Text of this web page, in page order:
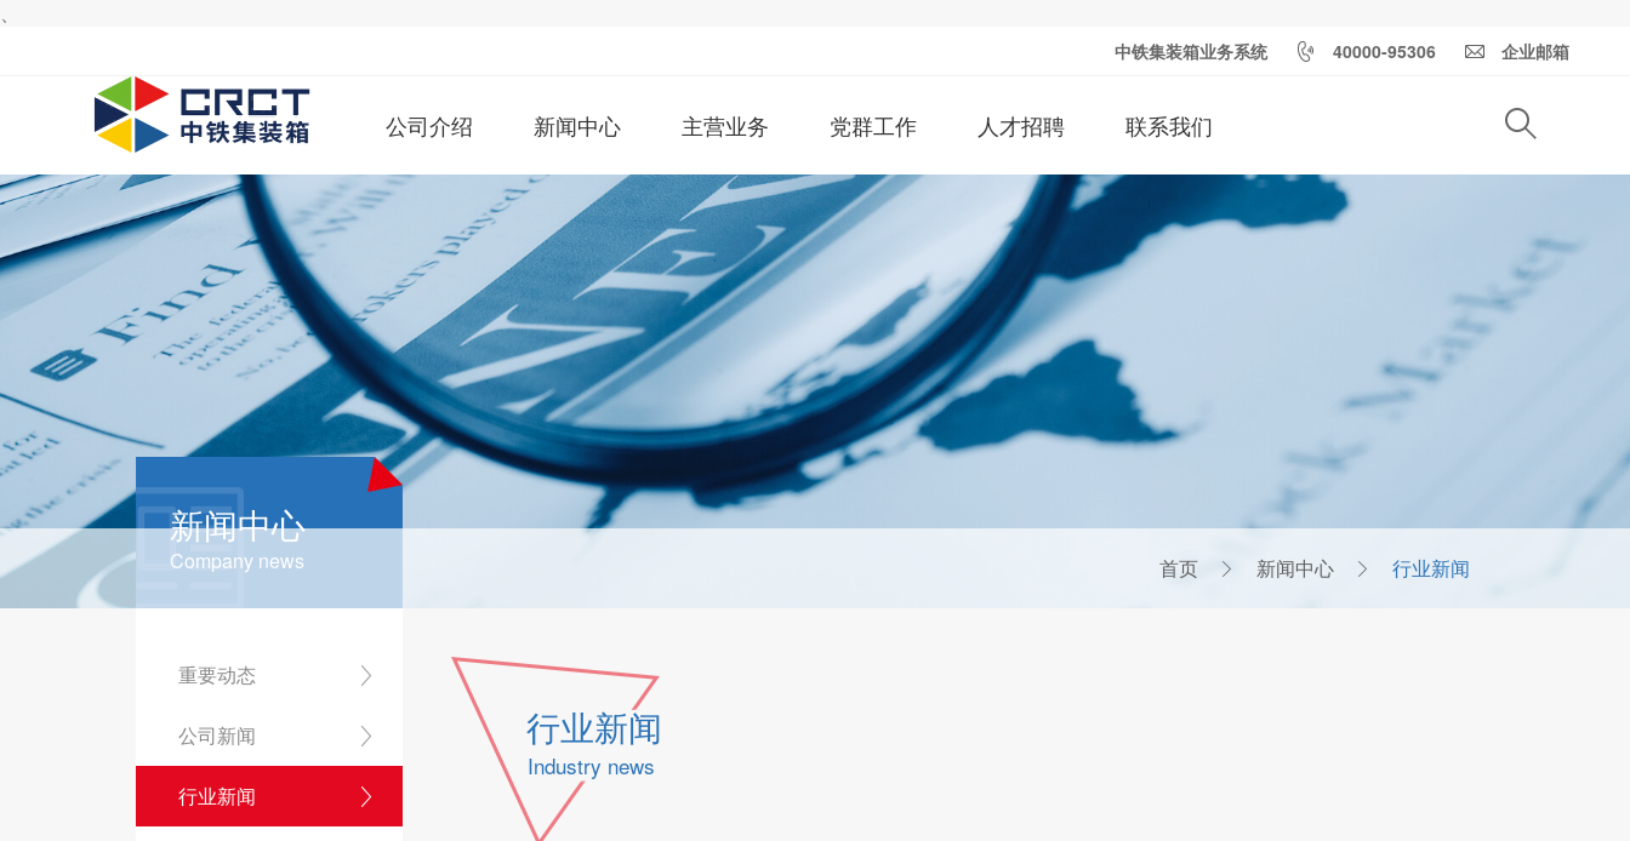
、
中铁集装箱业务系统 40000-95306 企业邮箱
公司介绍 新闻中心 主营业务 党群工作 人才招聘 联系我们
首页 新闻中心 行业新闻
新闻中心
Company news
重要动态
公司新闻
行业新闻
行业新闻
Industry news